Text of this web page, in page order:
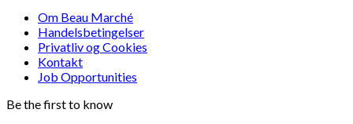
Om Beau Marché
Handelsbetingelser
Privatliv og Cookies
Kontakt
Job Opportunities
Be the first to know